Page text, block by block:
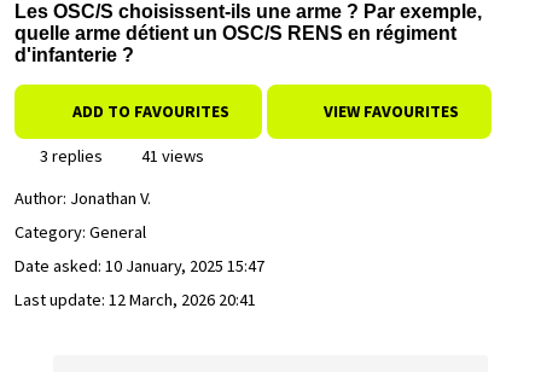
Les OSC/S choisissent-ils une arme ? Par exemple,
quelle arme détient un OSC/S RENS en régiment
d'infanterie ?
ADD TO FAVOURITES VIEW FAVOURITES
3 replies
41 views
Author: Jonathan V.
Category: General
Date asked: 10 January, 2025 15:47
Last update: 12 March, 2026 20:41